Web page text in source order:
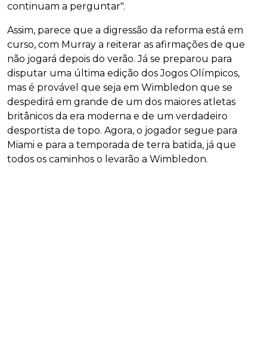
continuam a perguntar".
Assim, parece que a digressão da reforma está em
curso, com Murray a reiterar as afirmações de que
não jogará depois do verão. Já se preparou para
disputar uma última edição dos Jogos Olímpicos,
mas é provável que seja em Wimbledon que se
despedirá em grande de um dos maiores atletas
britânicos da era moderna e de um verdadeiro
desportista de topo. Agora, o jogador segue para
Miami e para a temporada de terra batida, já que
todos os caminhos o levarão a Wimbledon.